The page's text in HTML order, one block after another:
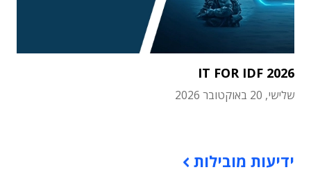
IT FOR IDF 2026
שלישי, 20 באוקטובר 2026
ידיעות מובילות